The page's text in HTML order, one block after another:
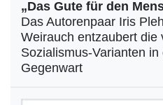
„Das Gute für den
Das Autorenpaar Iris
Weirauch entzaubert die
Sozialismus-Varianten
Gegenwart